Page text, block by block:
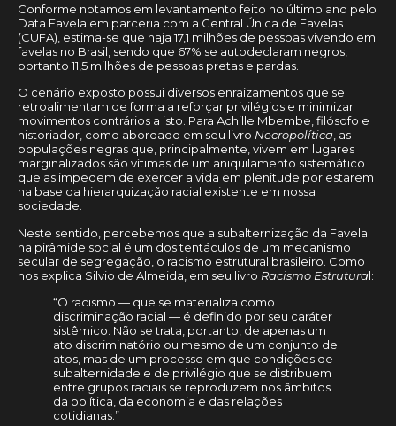
Conforme notamos em levantamento feito no último ano pelo
Data Favela em parceria com a Central Única de Favelas
(CUFA), estima-se que haja 17,1 milhões de pessoas vivendo em
favelas no Brasil, sendo que 67% se autodeclaram negros,
portanto 11,5 milhões de pessoas pretas e pardas.
O cenário exposto possui diversos enraizamentos que se
retroalimentam de forma a reforçar privilégios e minimizar
movimentos contrários a isto. Para Achille Mbembe, filósofo e
historiador, como abordado em seu livro Necropolítica, as
populações negras que, principalmente, vivem em lugares
marginalizados são vítimas de um aniquilamento sistemático
que as impedem de exercer a vida em plenitude por estarem
na base da hierarquização racial existente em nossa
sociedade.
Neste sentido, percebemos que a subalternização da Favela
na pirâmide social é um dos tentáculos de um mecanismo
secular de segregação, o racismo estrutural brasileiro. Como
nos explica Silvio de Almeida, em seu livro Racismo Estrutural:
“O racismo — que se materializa como
discriminação racial — é definido por seu caráter
sistêmico. Não se trata, portanto, de apenas um
ato discriminatório ou mesmo de um conjunto de
atos, mas de um processo em que condições de
subalternidade e de privilégio que se distribuem
entre grupos raciais se reproduzem nos âmbitos
da política, da economia e das relações
cotidianas.”